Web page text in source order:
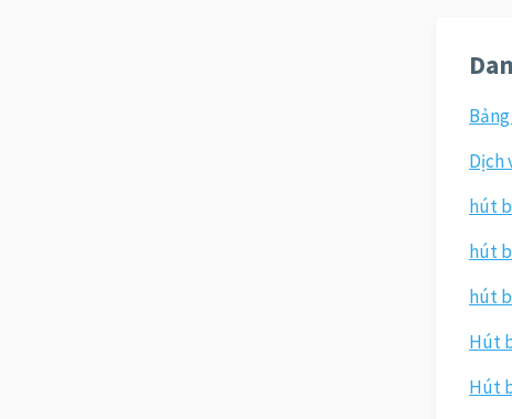
Dịch
hút
hút
hút
Hút
Hút